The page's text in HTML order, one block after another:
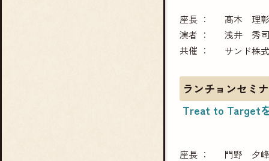
座長
髙木 理彰
演者
浅井 秀司
共催
サンド株
ランチョンセミ
Treat to Target
座長
門野 夕峰